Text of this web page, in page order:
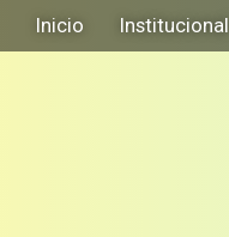
Inicio Institucional